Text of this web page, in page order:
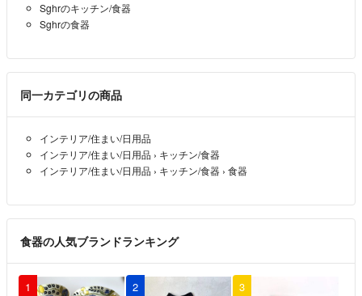
Sghrのキッチン/食器
Sghrの食器
同一カテゴリの商品
インテリア/住まい/日用品
インテリア/住まい/日用品 › キッチン/食器
インテリア/住まい/日用品 › キッチン/食器 › 食器
食器の人気ブランドランキング
1 2 3